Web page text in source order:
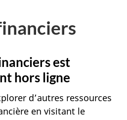
est
hors ligne
d’autres ressources
en visitant le